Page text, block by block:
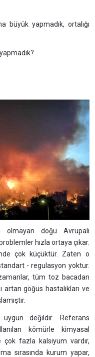
yapmadık, ortalığı
olmayan doğu Avrupalı
hızla ortaya çıkar.
çok küçüktür. Zaten o
- regulasyon yoktur.
tüm toz bacadan
artan göğüs hastalıkları ve
uygun değildir. Referans
kömürle kimyasal
fazla kalsiyum vardır,
sırasında kurum yapar,